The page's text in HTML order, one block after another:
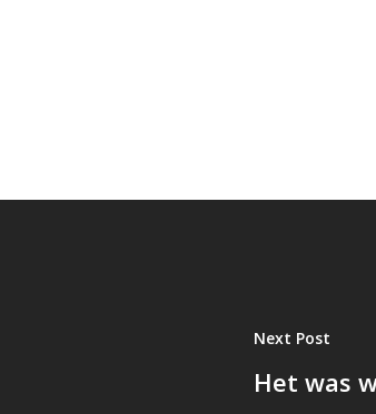
Next Post
Het was